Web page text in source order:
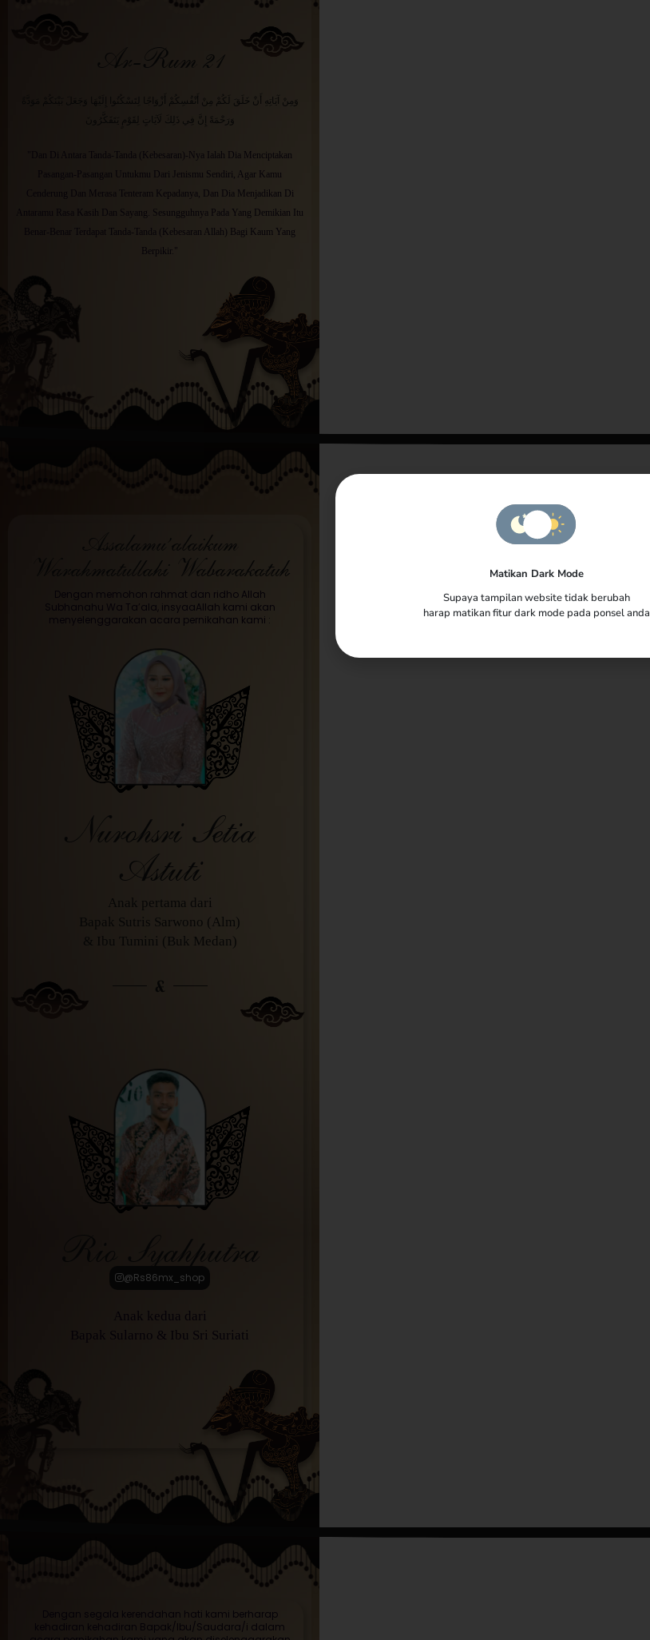
Ar-Rum 21
وَمِنْ آيَاتِهِ أَنْ خَلَقَ لَكُمْ مِنْ أَنْفُسِكُمْ أَزْوَاجًا لِتَسْكُنُوا إِلَيْهَا وَجَعَلَ بَيْنَكُمْ مَوَدَّةً
وَرَحْمَةً إِنَّ فِي ذَلِكَ لَآيَاتٍ لِقَوْمٍ يَتَفَكَّرُونَ
"Dan Di Antara Tanda-Tanda (Kebesaran)-Nya Ialah Dia Menciptakan
Pasangan-Pasangan Untukmu Dari Jenismu Sendiri, Agar Kamu
Cenderung Dan Merasa Tenteram Kepadanya, Dan Dia Menjadikan Di
Antaramu Rasa Kasih Dan Sayang. Sesungguhnya Pada Yang Demikian Itu
Benar-Benar Terdapat Tanda-Tanda (Kebesaran Allah) Bagi Kaum Yang
Berpikir."
Assalamu’alaikum
Warahmatullahi Wabarakatuh
Dengan memohon rahmat dan ridho Allah
Subhanahu Wa Ta’ala, insyaaAllah kami akan
menyelenggarakan acara pernikahan kami :
Nurohsri Setia
Astuti
Anak pertama dari
Bapak Sutris Sarwono (Alm)
& Ibu Tumini (Buk Medan)
&
Rio Syahputra
@Rs86mx_shop
Anak kedua dari
Bapak Sularno & Ibu Sri Suriati
Dengan segala kerendahan hati kami berharap
kehadiran kehadiran Bapak/Ibu/Saudara/i dalam
Matikan Dark Mode
Supaya tampilan website tidak berubah
harap matikan fitur dark mode pada ponsel anda